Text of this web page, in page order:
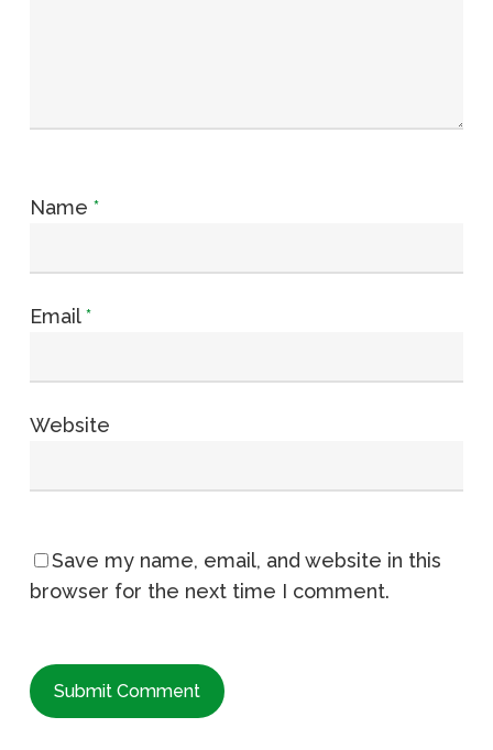
Name *
Email*
Website
Save my name, email, and website in this
browser for the next time I comment.